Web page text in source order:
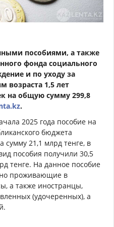
пособиями, а также
фонда социального
и по уходу за
возраста 1,5 лет
на общую сумму 299,8
.
2025 года пособие на
бюджета
сумму 21,1 млрд тенге, в
пособия получили 30,5
тенге. На данное пособие
проживающие в
а также иностранцы,
(удочеренных), а